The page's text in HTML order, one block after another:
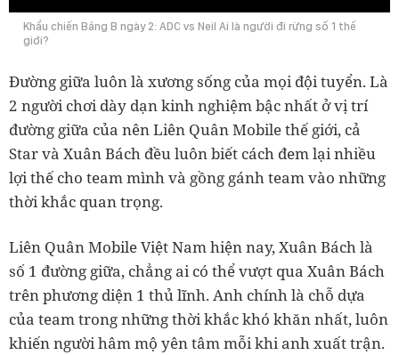
Khẩu chiến Bảng B ngày 2: ADC vs Neil Ai là người đi rừng số 1 thế
giới?
Đường giữa luôn là xương sống của mọi đội tuyển. Là
2 người chơi dày dạn kinh nghiệm bậc nhất ở vị trí
đường giữa của nên Liên Quân Mobile thế giới, cả
Star và Xuân Bách đều luôn biết cách đem lại nhiều
lợi thế cho team mình và gồng gánh team vào những
thời khắc quan trọng.
Liên Quân Mobile Việt Nam hiện nay, Xuân Bách là
số 1 đường giữa, chẳng ai có thể vượt qua Xuân Bách
trên phương diện 1 thủ lĩnh. Anh chính là chỗ dựa
của team trong những thời khắc khó khăn nhất, luôn
khiến người hâm mộ yên tâm mỗi khi anh xuất trận.